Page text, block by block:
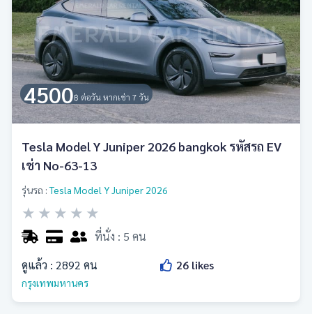
4500฿ ต่อวัน หากเช่า 7 วัน
Tesla Model Y Juniper 2026 bangkok รหัสรถ EV
เช่า No-63-13
รุ่นรถ :Tesla Model Y Juniper 2026
★ ★ ★ ★ ★
ที่นั่ง : 5 คน
ดูแล้ว : 2892 คน 26 likes
กรุงเทพมหานคร